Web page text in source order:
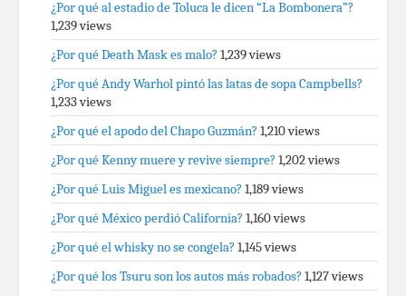
¿Por qué al estadio de Toluca le dicen “La Bombonera”?
1,239 views
¿Por qué Death Mask es malo? 1,239 views
¿Por qué Andy Warhol pintó las latas de sopa Campbells?
1,233 views
¿Por qué el apodo del Chapo Guzmán? 1,210 views
¿Por qué Kenny muere y revive siempre? 1,202 views
¿Por qué Luis Miguel es mexicano? 1,189 views
¿Por qué México perdió California? 1,160 views
¿Por qué el whisky no se congela? 1,145 views
¿Por qué los Tsuru son los autos más robados? 1,127 views